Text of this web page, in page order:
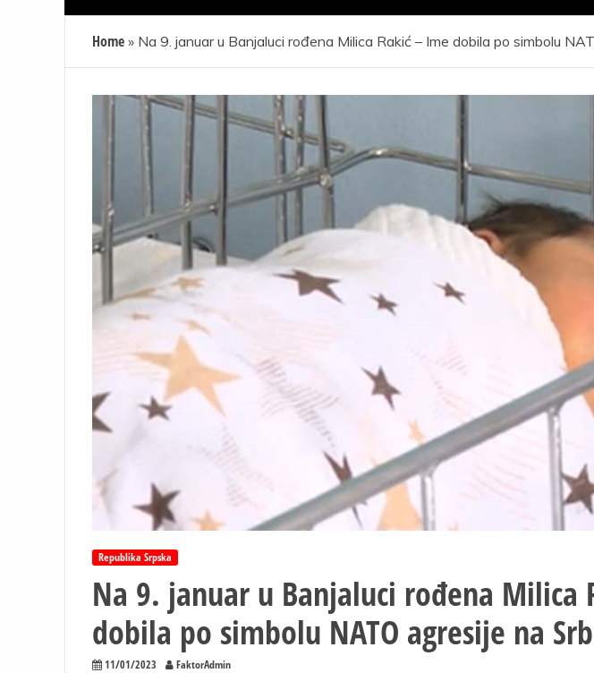
Home » Na 9. januar u Banjaluci rođena Milica Rakić – Ime dobila po simbolu
Republika Srpska
Na 9. januar u Banjaluci rođena Milica
dobila po simbolu NATO agresije na
11/01/2023 FaktorAdmin